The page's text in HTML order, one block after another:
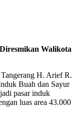
Walikota
H. Arief R.
Buah dan Sayur
pasar induk
luas area 43.000